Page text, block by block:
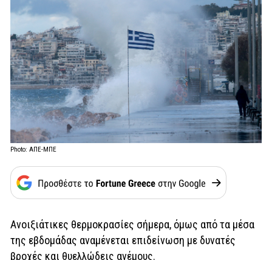
Photo: ΑΠΕ-ΜΠΕ
Ανοιξιάτικες θερμοκρασίες σήμερα, όμως από τα μέσα
της εβδομάδας αναμένεται επιδείνωση με δυνατές
βροχές και θυελλώδεις ανέμους.